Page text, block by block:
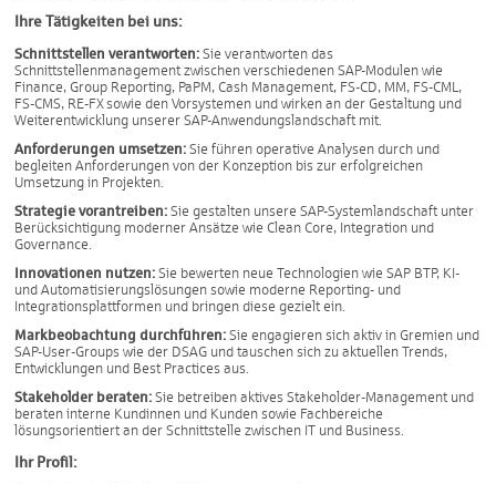
Ihre Tätigkeiten bei uns:
Schnittstellen verantworten: Sie verantworten das
Schnittstellenmanagement zwischen verschiedenen SAP-Modulen wie
Finance, Group Reporting, PaPM, Cash Management, FS-CD, MM, FS-CML,
FS-CMS, RE-FX sowie den Vorsystemen und wirken an der Gestaltung und
Weiterentwicklung unserer SAP-Anwendungslandschaft mit.
Anforderungen umsetzen: Sie führen operative Analysen durch und
begleiten Anforderungen von der Konzeption bis zur erfolgreichen
Umsetzung in Projekten.
Strategie vorantreiben: Sie gestalten unsere SAP-Systemlandschaft unter
Berücksichtigung moderner Ansätze wie Clean Core, Integration und
Governance.
Innovationen nutzen: Sie bewerten neue Technologien wie SAP BTP, KI-
und Automatisierungslösungen sowie moderne Reporting- und
Integrationsplattformen und bringen diese gezielt ein.
Markbeobachtung durchführen: Sie engagieren sich aktiv in Gremien und
SAP-User-Groups wie der DSAG und tauschen sich zu aktuellen Trends,
Entwicklungen und Best Practices aus.
Stakeholder beraten: Sie betreiben aktives Stakeholder-Management und
beraten interne Kundinnen und Kunden sowie Fachbereiche
lösungsorientiert an der Schnittstelle zwischen IT und Business.
Ihr Profil: